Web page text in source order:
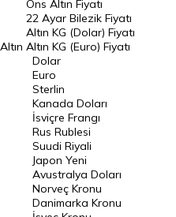
Döviz Kuru
Dolar Kuru
Euro Kuru
Pound Kuru
Frank Kuru
Riyal Kuru
Avustralya Doları
Danimarka Kronu Kuru
Kanada Doları Kuru
Altın
Ons Altın Fiyatı
22 Ayar Bilezik Fiyatı
Altın KG (Dolar) Fiyatı
Altın KG (Euro) Fiyatı
Dolar
Euro
Sterlin
Kanada Doları
İsviçre Frangı
Rus Rublesi
Suudi Riyali
Japon Yeni
Avustralya Doları
Norveç Kronu
Danimarka Kronu